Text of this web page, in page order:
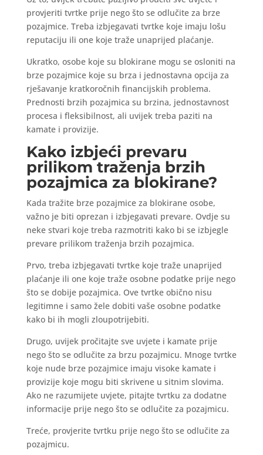
provjeriti tvrtke prije nego što se odlučite za brze
pozajmice. Treba izbjegavati tvrtke koje imaju lošu
reputaciju ili one koje traže unaprijed plaćanje.
Ukratko, osobe koje su blokirane mogu se osloniti na
brze pozajmice koje su brza i jednostavna opcija za
rješavanje kratkoročnih financijskih problema.
Prednosti brzih pozajmica su brzina, jednostavnost
procesa i fleksibilnost, ali uvijek treba paziti na
kamate i provizije.
Kako izbjeći prevaru
prilikom traženja brzih
pozajmica za blokirane?
Kada tražite brze pozajmice za blokirane osobe,
važno je biti oprezan i izbjegavati prevare. Ovdje su
neke stvari koje treba razmotriti kako bi se izbjegle
prevare prilikom traženja brzih pozajmica.
Prvo, treba izbjegavati tvrtke koje traže unaprijed
plaćanje ili one koje traže osobne podatke prije nego
što se dobije pozajmica. Ove tvrtke obično nisu
legitimne i samo žele dobiti vaše osobne podatke
kako bi ih mogli zloupotrijebiti.
Drugo, uvijek pročitajte sve uvjete i kamate prije
nego što se odlučite za brzu pozajmicu. Mnoge tvrtke
koje nude brze pozajmice imaju visoke kamate i
provizije koje mogu biti skrivene u sitnim slovima.
Ako ne razumijete uvjete, pitajte tvrtku za dodatne
informacije prije nego što se odlučite za pozajmicu.
Treće, provjerite tvrtku prije nego što se odlučite za
pozajmicu.